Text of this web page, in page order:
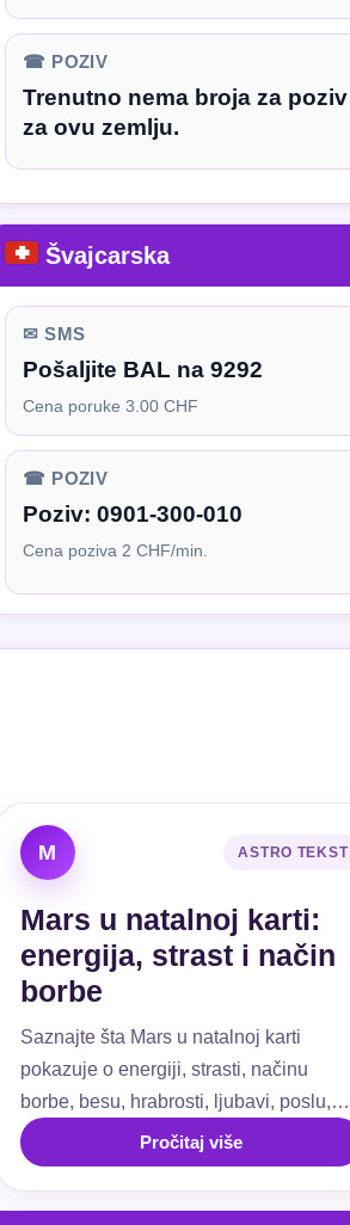
☎ POZIV
Trenutno nema broja za poziv
za ovu zemlju.
Švajcarska
✉ SMS
Pošaljite BAL na 9292
Cena poruke 3.00 CHF
☎ POZIV
Poziv:0901-300-010
Cena poziva 2 CHF/min.
M ASTRO TEKST
Mars u natalnoj karti:
energija, strast i način
borbe
Saznajte šta Mars u natalnoj karti
pokazuje o energiji, strasti, načinu
borbe, besu, hrabrosti, ljubavi, poslu,
granicama i akciji.Pročitaj više